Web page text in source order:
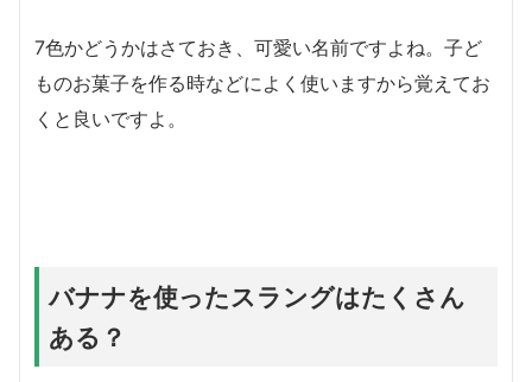
7色かどうかはさておき、可愛い名前ですよね。子ど
ものお菓子を作る時などによく使いますから覚えてお
くと良いですよ。
バナナを使ったスラングはたくさん
ある？